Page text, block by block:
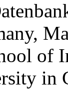
of
in